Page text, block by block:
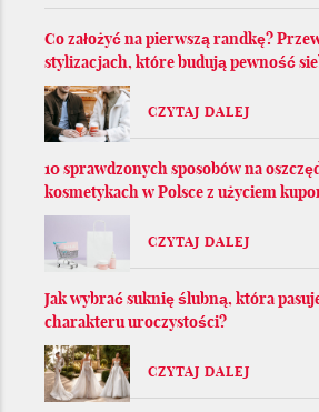
Co założyć na pierwszą randkę?
stylizacjach, które budują pewność
CZYTAJ DALEJ
10 sprawdzonych sposobów na
kosmetykach w Polsce z użyciem
CZYTAJ DALEJ
Jak wybrać suknię ślubną, która
charakteru uroczystości?
CZYTAJ DALEJ